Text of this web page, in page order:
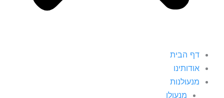
דף הבית
אודותינו
מנעולנות
מנעולן